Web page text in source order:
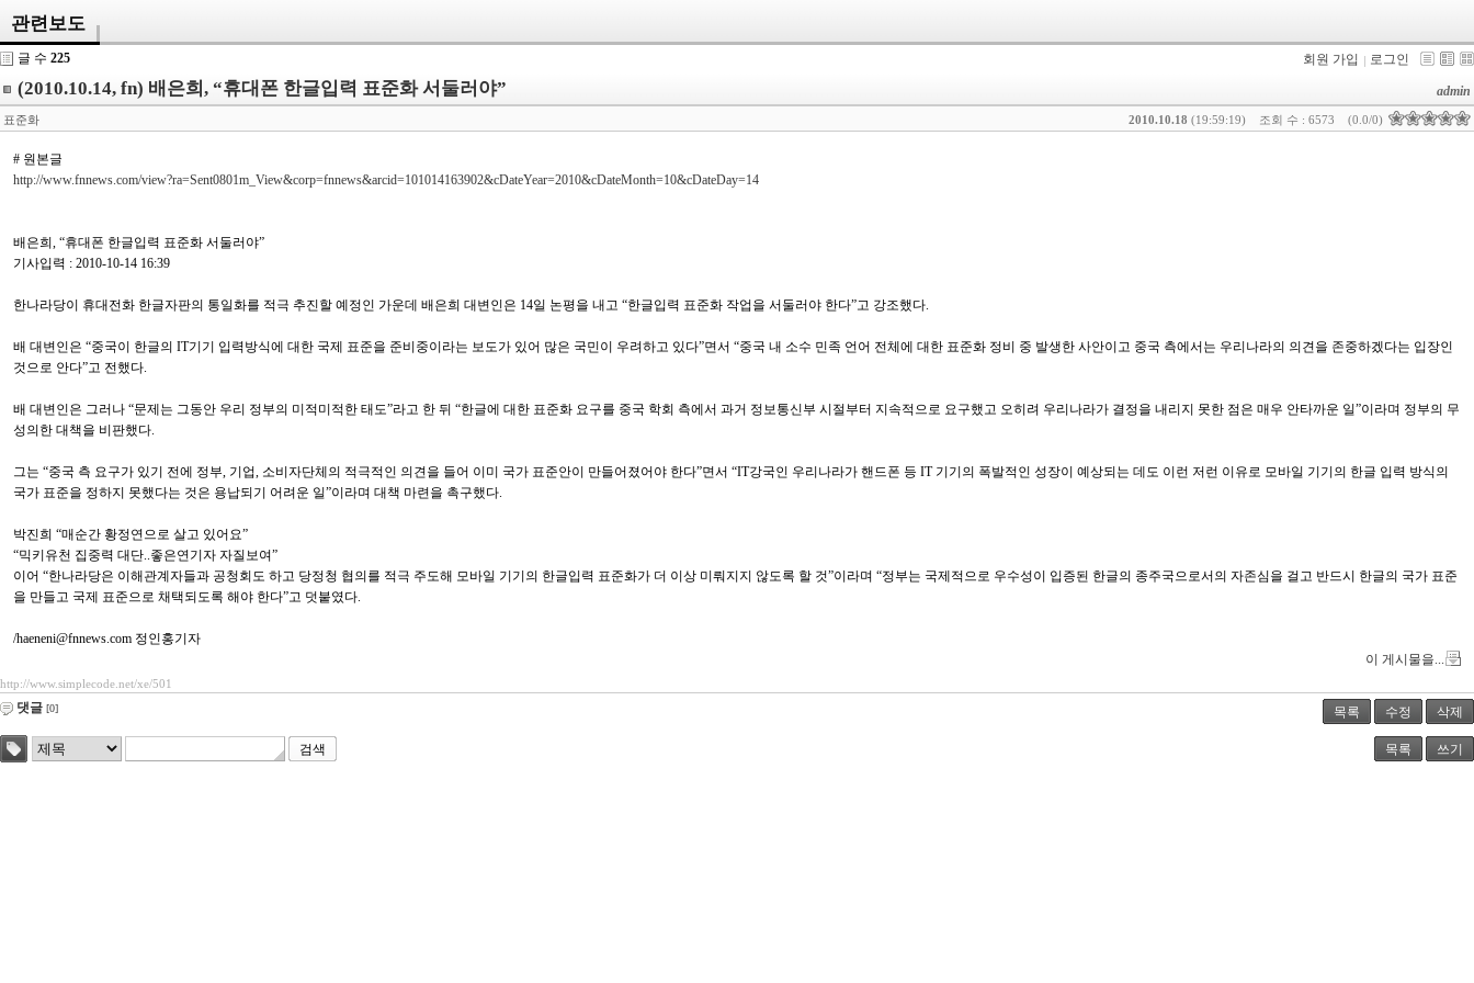
관련보도
글 수 225 회원 가입 로그인
(2010.10.14, fn) 배은희, “휴대폰 한글입력 표준화 서둘러야” admin
(0.0/0)
조회 수 : 6573
2010.10.18 (19:59:19)
표준화
# 원본글
http://www.fnnews.com/view?ra=Sent0801m_View&corp=fnnews&arcid=101014163902&cDateYear=2010&cDateMonth=10&cDateDay=14
배은희, “휴대폰 한글입력 표준화 서둘러야”
기사입력 : 2010-10-14 16:39
한나라당이 휴대전화 한글자판의 통일화를 적극 추진할 예정인 가운데 배은희 대변인은 14일 논평을 내고 “한글입력 표준화 작업을 서둘러야 한다”고 강조했다.
배 대변인은 “중국이 한글의 IT기기 입력방식에 대한 국제 표준을 준비중이라는 보도가 있어 많은 국민이 우려하고 있다”면서 “중국 내 소수 민족 언어 전체에 대한 표준화 정비 중 발생한 사안이고 중국 측에서는 우리나라의 의견을 존중하겠다는 입장인
것으로 안다”고 전했다.
배 대변인은 그러나 “문제는 그동안 우리 정부의 미적미적한 태도”라고 한 뒤 “한글에 대한 표준화 요구를 중국 학회 측에서 과거 정보통신부 시절부터 지속적으로 요구했고 오히려 우리나라가 결정을 내리지 못한 점은 매우 안타까운 일”이라며 정부의 무
성의한 대책을 비판했다.
그는 “중국 측 요구가 있기 전에 정부, 기업, 소비자단체의 적극적인 의견을 들어 이미 국가 표준안이 만들어졌어야 한다”면서 “IT강국인 우리나라가 핸드폰 등 IT 기기의 폭발적인 성장이 예상되는 데도 이런 저런 이유로 모바일 기기의 한글 입력 방식의
국가 표준을 정하지 못했다는 것은 용납되기 어려운 일”이라며 대책 마련을 촉구했다.
박진희 “매순간 황정연으로 살고 있어요”
“믹키유천 집중력 대단..좋은연기자 자질보여”
이어 “한나라당은 이해관계자들과 공청회도 하고 당정청 협의를 적극 주도해 모바일 기기의 한글입력 표준화가 더 이상 미뤄지지 않도록 할 것”이라며 “정부는 국제적으로 우수성이 입증된 한글의 종주국으로서의 자존심을 걸고 반드시 한글의 국가 표준
을 만들고 국제 표준으로 채택되도록 해야 한다”고 덧붙였다.
/haeneni@fnnews.com 정인홍기자
이 게시물을...
http://www.simplecode.net/xe/501
댓글 [0] 목록 수정 삭제
목록 쓰기